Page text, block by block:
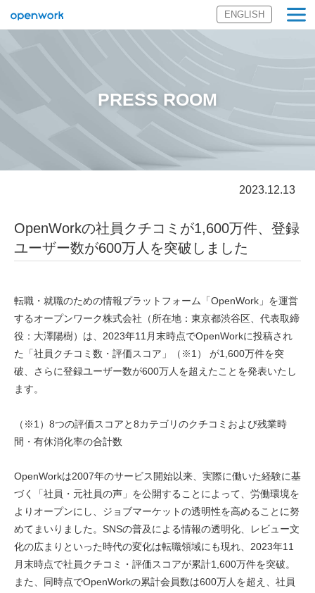
ENGLISH
PRESS ROOM
2023.12.13
OpenWorkの社員クチコミが1,600万件、登録
ユーザー数が600万人を突破しました
転職・就職のための情報プラットフォーム「OpenWork」を運営
するオープンワーク株式会社（所在地：東京都渋谷区、代表取締
役：大澤陽樹）は、2023年11月末時点でOpenWorkに投稿され
た「社員クチコミ数・評価スコア」（※1） が1,600万件を突
破、さらに登録ユーザー数が600万人を超えたことを発表いたし
ます。
（※1）8つの評価スコアと8カテゴリのクチコミおよび残業時
間・有休消化率の合計数
OpenWorkは2007年のサービス開始以来、実際に働いた経験に基
づく「社員・元社員の声」を公開することによって、労働環境を
よりオープンにし、ジョブマーケットの透明性を高めることに努
めてまいりました。SNSの普及による情報の透明化、レビュー文
化の広まりといった時代の変化は転職領域にも現れ、2023年11
月末時点で社員クチコミ・評価スコアが累計1,600万件を突破。
また、同時点でOpenWorkの累計会員数は600万人を超え、社員